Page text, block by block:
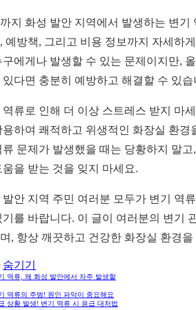
지 화성 발안 지역에서 발생하는 변기
예방책, 그리고 비용 정보까지 자세하
구에게나 발생할 수 있는 문제이지만,
있다면 충분히 예방하고 해결할 수 있습
역류로 인해 더 이상 스트레스 받지 마
용하여 쾌적하고 위생적인 화장실 환경
류 문제가 발생했을 때는 당황하지 말
움을 받는 것을 잊지 마세요.
발안 지역 주민 여러분 모두가 변기 역
기를 바랍니다. 이 글이 여러분의 변기
, 항상 깨끗하고 건강한 화장실 환경
숨기기
역류, 왜 화성 발안에서 자주 발생할
역류의 주범! 원인 파악이 중요해요
상황 발생! 변기 역류 시 응급 대처법